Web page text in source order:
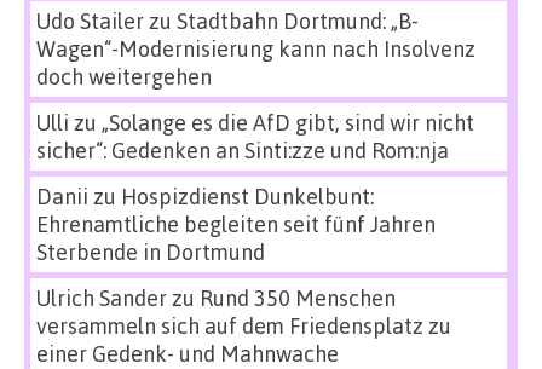
Udo Stailerzu Stadtbahn Dortmund: „B-
Wagen“-Modernisierung kann nach Insolvenz
doch weitergehen
Ulli zu „Solange es die AfD gibt, sind wir nicht
sicher“: Gedenken an Sinti:zze und Rom:nja
Danii zu Hospizdienst Dunkelbunt:
Ehrenamtliche begleiten seit fünf Jahren
Sterbende in Dortmund
Ulrich Sanderzu Rund 350 Menschen
versammeln sich auf dem Friedensplatz zu
einer Gedenk- und Mahnwache